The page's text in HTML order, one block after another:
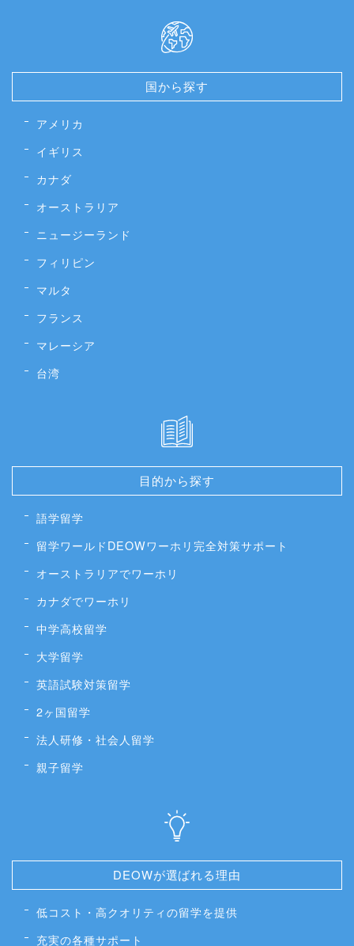
国から探す
アメリカ
イギリス
カナダ
オーストラリア
ニュージーランド
フィリピン
マルタ
フランス
マレーシア
台湾
目的から探す
語学留学
留学ワールドDEOWワーホリ完全対策サポート
オーストラリアでワーホリ
カナダでワーホリ
中学高校留学
大学留学
英語試験対策留学
2ヶ国留学
法人研修・社会人留学
親子留学
DEOWが選ばれる理由
低コスト・高クオリティの留学を提供
充実の各種サポート